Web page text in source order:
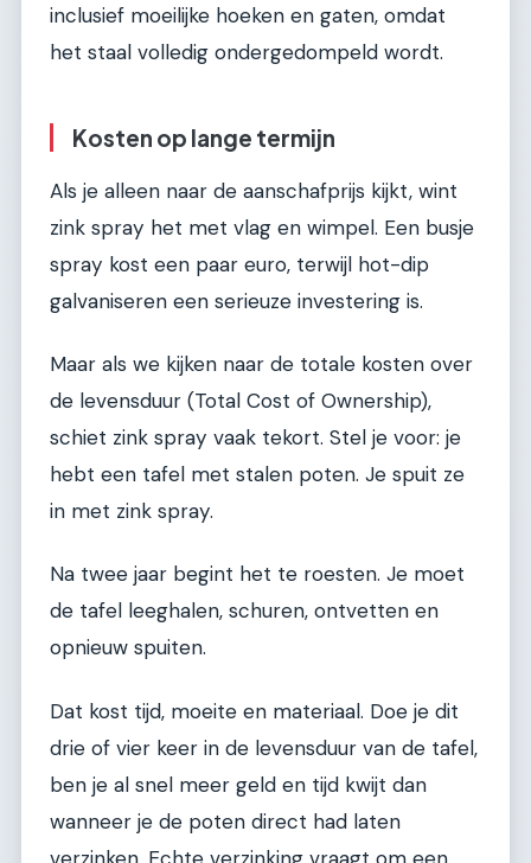
inclusief moeilijke hoeken en gaten, omdat
het staal volledig ondergedompeld wordt.
Kosten op lange termijn
Als je alleen naar de aanschafprijs kijkt, wint
zink spray het met vlag en wimpel. Een busje
spray kost een paar euro, terwijl hot-dip
galvaniseren een serieuze investering is.
Maar als we kijken naar de totale kosten over
de levensduur (Total Cost of Ownership),
schiet zink spray vaak tekort. Stel je voor: je
hebt een tafel met stalen poten. Je spuit ze
in met zink spray.
Na twee jaar begint het te roesten. Je moet
de tafel leeghalen, schuren, ontvetten en
opnieuw spuiten.
Dat kost tijd, moeite en materiaal. Doe je dit
drie of vier keer in de levensduur van de tafel,
ben je al snel meer geld en tijd kwijt dan
wanneer je de poten direct had laten